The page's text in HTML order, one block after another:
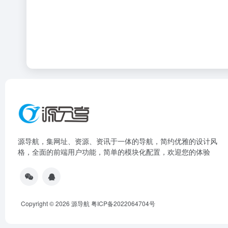
源导航，集网址、资源、资讯于一体的导航，简约优雅的设计风
格，全面的前端用户功能，简单的模块化配置，欢迎您的体验
Copyright © 2026 源导航粤ICP备2022064704号